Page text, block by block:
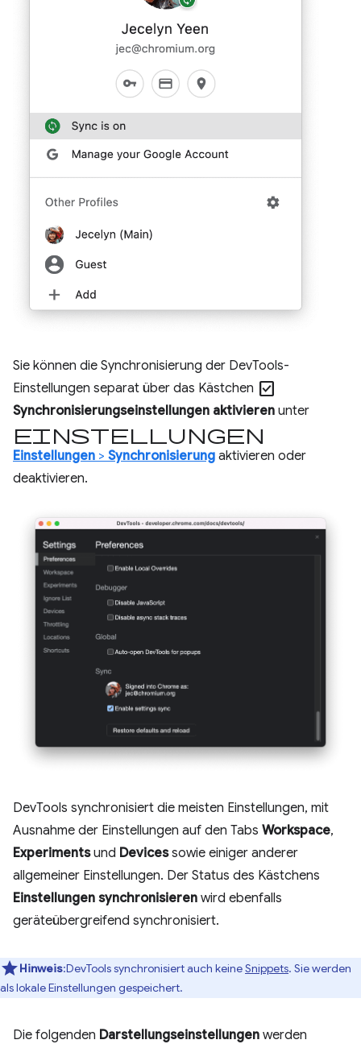
Sie können die Synchronisierung der DevTools-
Einstellungen separat über das Kästchen check_box
Synchronisierungseinstellungen aktivieren unter
Einstellungen
Einstellungen > Synchronisierung aktivieren oder
deaktivieren.
DevTools synchronisiert die meisten Einstellungen, mit
Ausnahme der Einstellungen auf den Tabs Workspace,
Experimentsund Devicessowie einiger anderer
allgemeiner Einstellungen. Der Status des Kästchens
Einstellungen synchronisieren wird ebenfalls
geräteübergreifend synchronisiert.
Hinweis:DevTools synchronisiert auch keineSnippets. Sie werden
als lokale Einstellungen gespeichert.
Die folgenden Darstellungseinstellungen werden